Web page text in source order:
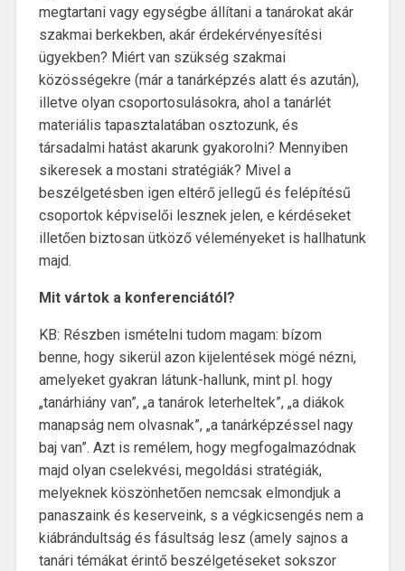
megtartani vagy egységbe állítani a tanárokat akár
szakmai berkekben, akár érdekérvényesítési
ügyekben? Miért van szükség szakmai
közösségekre (már a tanárképzés alatt és azután),
illetve olyan csoportosulásokra, ahol a tanárlét
materiális tapasztalatában osztozunk, és
társadalmi hatást akarunk gyakorolni? Mennyiben
sikeresek a mostani stratégiák? Mivel a
beszélgetésben igen eltérő jellegű és felépítésű
csoportok képviselői lesznek jelen, e kérdéseket
illetően biztosan ütköző véleményeket is hallhatunk
majd.
Mit vártok a konferenciától?
KB: Részben ismételni tudom magam: bízom
benne, hogy sikerül azon kijelentések mögé nézni,
amelyeket gyakran látunk-hallunk, mint pl. hogy
„tanárhiány van”, „a tanárok leterheltek”, „a diákok
manapság nem olvasnak”, „a tanárképzéssel nagy
baj van”. Azt is remélem, hogy megfogalmazódnak
majd olyan cselekvési, megoldási stratégiák,
melyeknek köszönhetően nemcsak elmondjuk a
panaszaink és keserveink, s a végkicsengés nem a
kiábrándultság és fásultság lesz (amely sajnos a
tanári témákat érintő beszélgetéseket sokszor